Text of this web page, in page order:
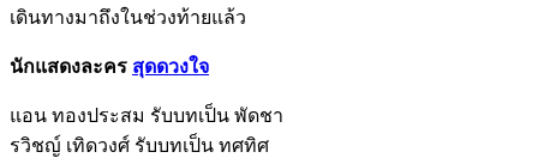
เดินทางมาถึงในช่วงท้ายแล้ว
นักแสดงละคร สุดดวงใจ
แอน ทองประสม รับบทเป็น พัดชา
รวิชญ์ เทิดวงศ์ รับบทเป็น ทศทิศ